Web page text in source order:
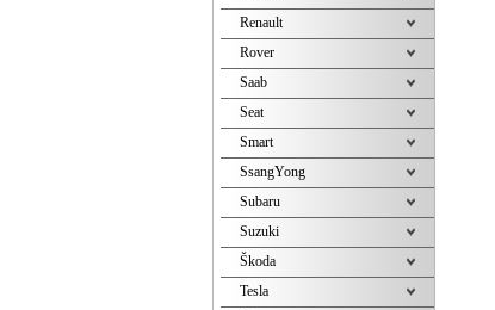
Renault
Rover
Saab
Seat
Smart
SsangYong
Subaru
Suzuki
Škoda
Tesla